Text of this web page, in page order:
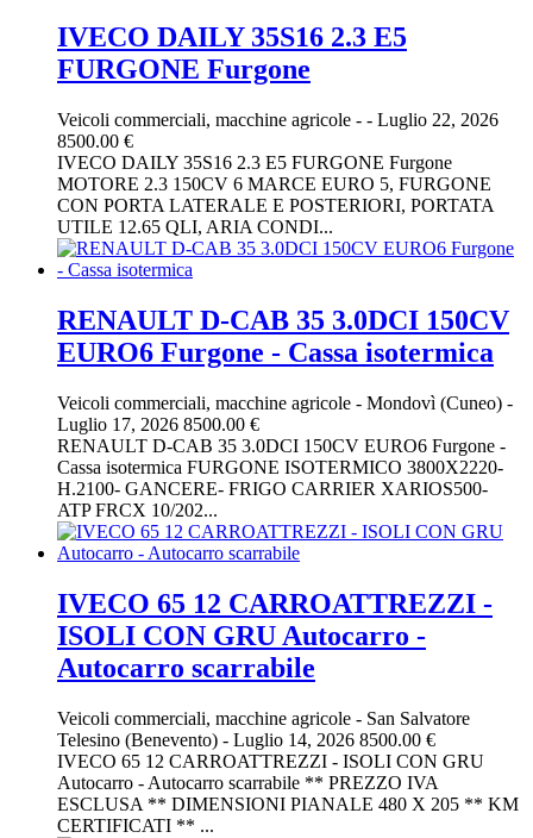
IVECO DAILY 35S16 2.3 E5
FURGONE Furgone
Veicoli commerciali, macchine agricole - - Luglio 22, 2026
8500.00 €
IVECO DAILY 35S16 2.3 E5 FURGONE Furgone
MOTORE 2.3 150CV 6 MARCE EURO 5, FURGONE
CON PORTA LATERALE E POSTERIORI, PORTATA
UTILE 12.65 QLI, ARIA CONDI...
RENAULT D-CAB 35 3.0DCI 150CV
EURO6 Furgone - Cassa isotermica
Veicoli commerciali, macchine agricole - Mondovì (Cuneo) -
Luglio 17, 2026 8500.00 €
RENAULT D-CAB 35 3.0DCI 150CV EURO6 Furgone -
Cassa isotermica FURGONE ISOTERMICO 3800X2220-
H.2100- GANCERE- FRIGO CARRIER XARIOS500-
ATP FRCX 10/202...
IVECO 65 12 CARROATTREZZI -
ISOLI CON GRU Autocarro -
Autocarro scarrabile
Veicoli commerciali, macchine agricole - San Salvatore
Telesino (Benevento) - Luglio 14, 2026 8500.00 €
IVECO 65 12 CARROATTREZZI - ISOLI CON GRU
Autocarro - Autocarro scarrabile ** PREZZO IVA
ESCLUSA ** DIMENSIONI PIANALE 480 X 205 ** KM
CERTIFICATI ** ...